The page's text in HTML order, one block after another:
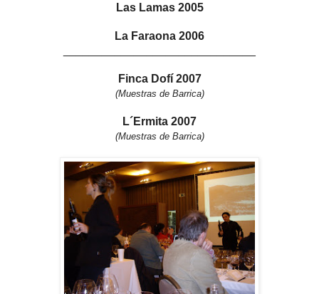
Las Lamas 2005
La Faraona 2006
Finca Dofí 2007
(Muestras de Barrica)
L´Ermita 2007
(Muestras de Barrica)